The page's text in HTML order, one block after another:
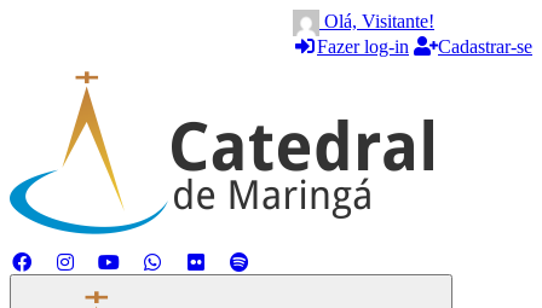
Olá, Visitante!
Fazer log-in
Cadastrar-se